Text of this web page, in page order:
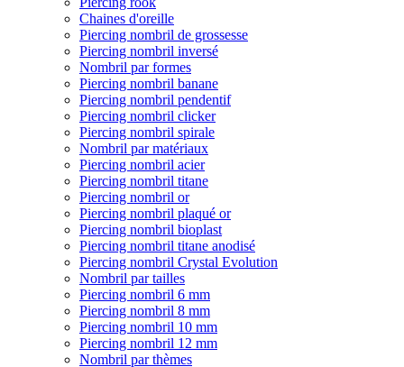
Chaines d'oreille
Piercing nombril de grossesse
Piercing nombril inversé
Nombril par formes
Piercing nombril banane
Piercing nombril pendentif
Piercing nombril clicker
Piercing nombril spirale
Nombril par matériaux
Piercing nombril acier
Piercing nombril titane
Piercing nombril or
Piercing nombril plaqué or
Piercing nombril bioplast
Piercing nombril titane anodisé
Piercing nombril Crystal Evolution
Nombril par tailles
Piercing nombril 6 mm
Piercing nombril 8 mm
Piercing nombril 10 mm
Piercing nombril 12 mm
Nombril par thèmes